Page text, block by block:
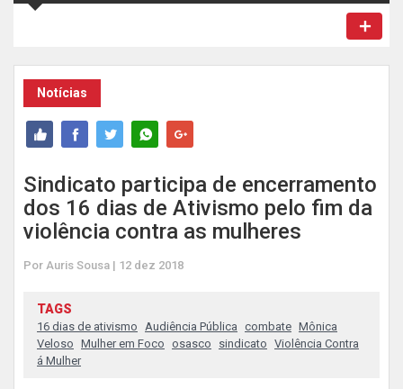
Notícias
Sindicato participa de encerramento
dos 16 dias de Ativismo pelo fim da
violência contra as mulheres
Por Auris Sousa | 12 dez 2018
TAGS
16 dias de ativismo Audiência Pública combate Mônica
Veloso Mulher em Foco osasco sindicato Violência Contra
á Mulher